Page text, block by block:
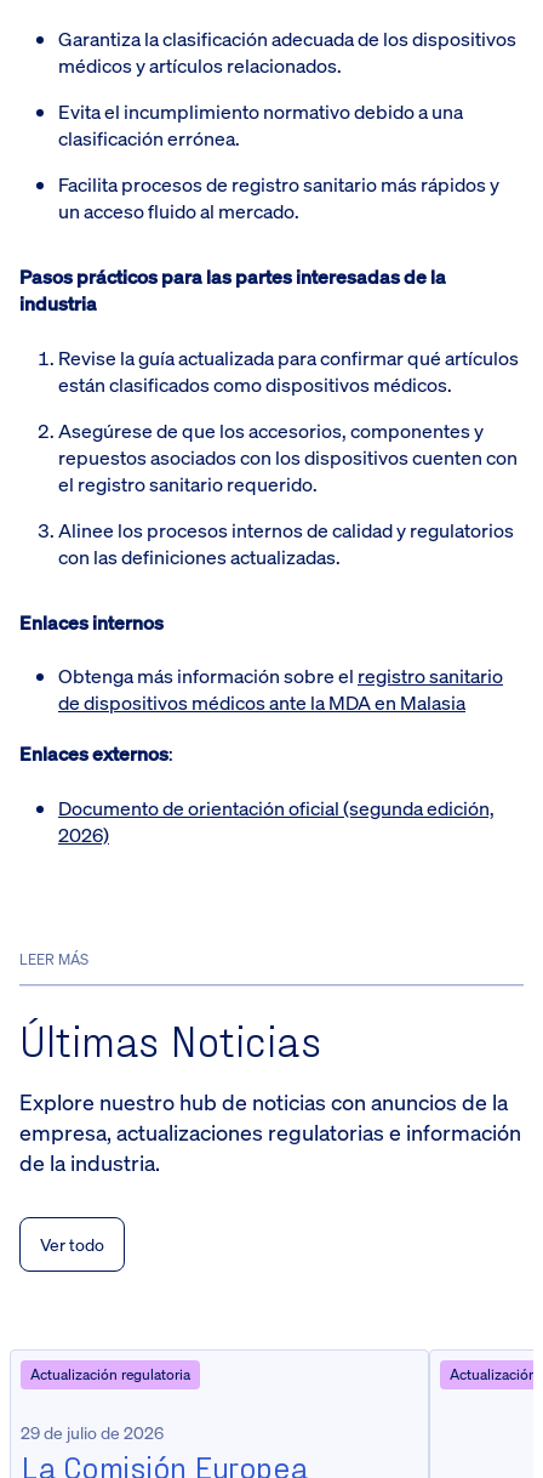
Garantiza la clasificación adecuada de los dispositivos
médicos y artículos relacionados.
Evita el incumplimiento normativo debido a una
clasificación errónea.
Facilita procesos de registro sanitario más rápidos y
un acceso fluido al mercado.
Pasos prácticos para las partes interesadas de la
industria
Revise la guía actualizada para confirmar qué artículos
están clasificados como dispositivos médicos.
Asegúrese de que los accesorios, componentes y
repuestos asociados con los dispositivos cuenten con
el registro sanitario requerido.
Alinee los procesos internos de calidad y regulatorios
con las definiciones actualizadas.
Enlaces internos
Obtenga más información sobre el registro sanitario
de dispositivos médicos ante la MDA en Malasia
Enlaces externos:
Documento de orientación oficial (segunda edición,
2026)
LEER MÁS
Últimas Noticias
Explore nuestro hub de noticias con anuncios de la
empresa, actualizaciones regulatorias e información
de la industria.
Ver todo
Actualización regulatoria
29 de julio de 2026
La Comisión Europea
Actualización